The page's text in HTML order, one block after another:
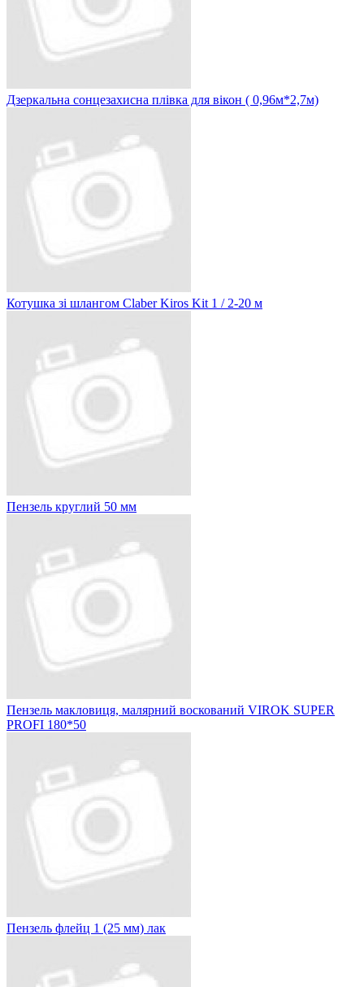
Дзеркальна сонцезахисна плівка для вікон ( 0,96м*2,7м)
Котушка зі шлангом Claber Kiros Kit 1 / 2-20 м
Пензель круглий 50 мм
Пензель макловиця, малярний воскований VIROK SUPER
PROFI 180*50
Пензель флейц 1 (25 мм) лак